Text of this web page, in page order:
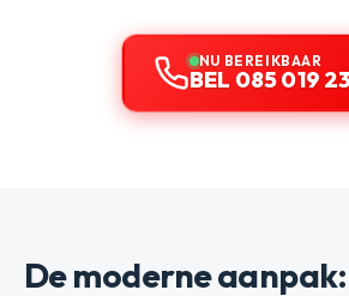
NU BEREIKBAAR
BEL 085 019
De moderne aanpak: